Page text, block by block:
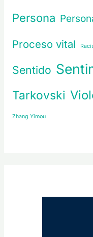
Persona
Proceso vital
Sentido
Tarkovski
Zhang Yimou